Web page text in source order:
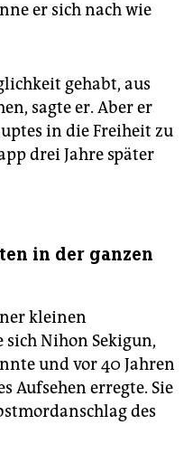
er sich nach wie
gehabt, aus
sagte er. Aber er
in die Freiheit zu
drei Jahre später
in der ganzen
kleinen
Nihon Sekigun,
und vor 40 Jahren
Aufsehen erregte. Sie
des